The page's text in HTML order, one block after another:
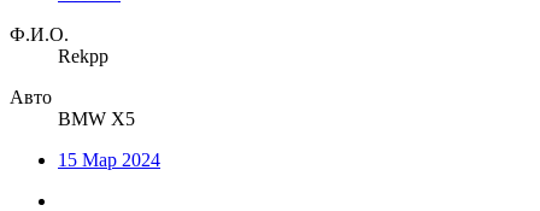
Ф.И.О.
Rekpp
Авто
BMW X5
15 Мар 2024